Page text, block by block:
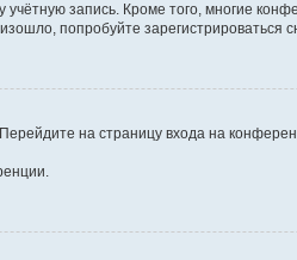
запись. Кроме того, многие
попробуйте зарегистрироваться
на страницу входа на